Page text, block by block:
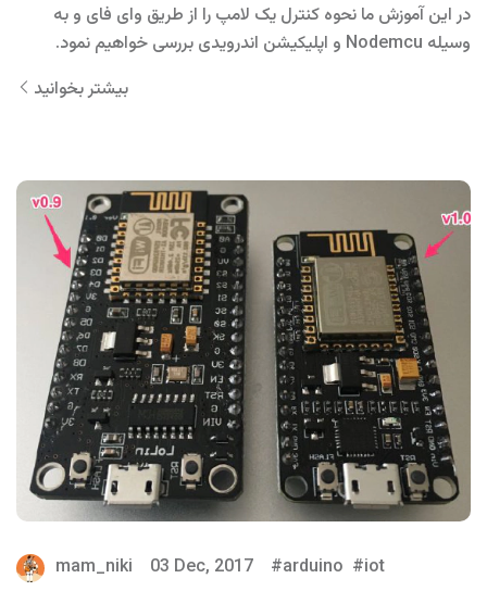
در این آموزش ما نحوه کنترل یک لامپ را از طریق وای فای و به
وسیله Nodemcu و اپلیکیشن اندرویدی بررسی خواهیم نمود.
بیشتر بخوانید
mam_niki 03 Dec, 2017 arduino iot